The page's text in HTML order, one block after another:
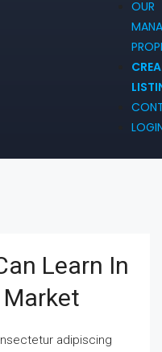
OUR
Learn In
adipiscing